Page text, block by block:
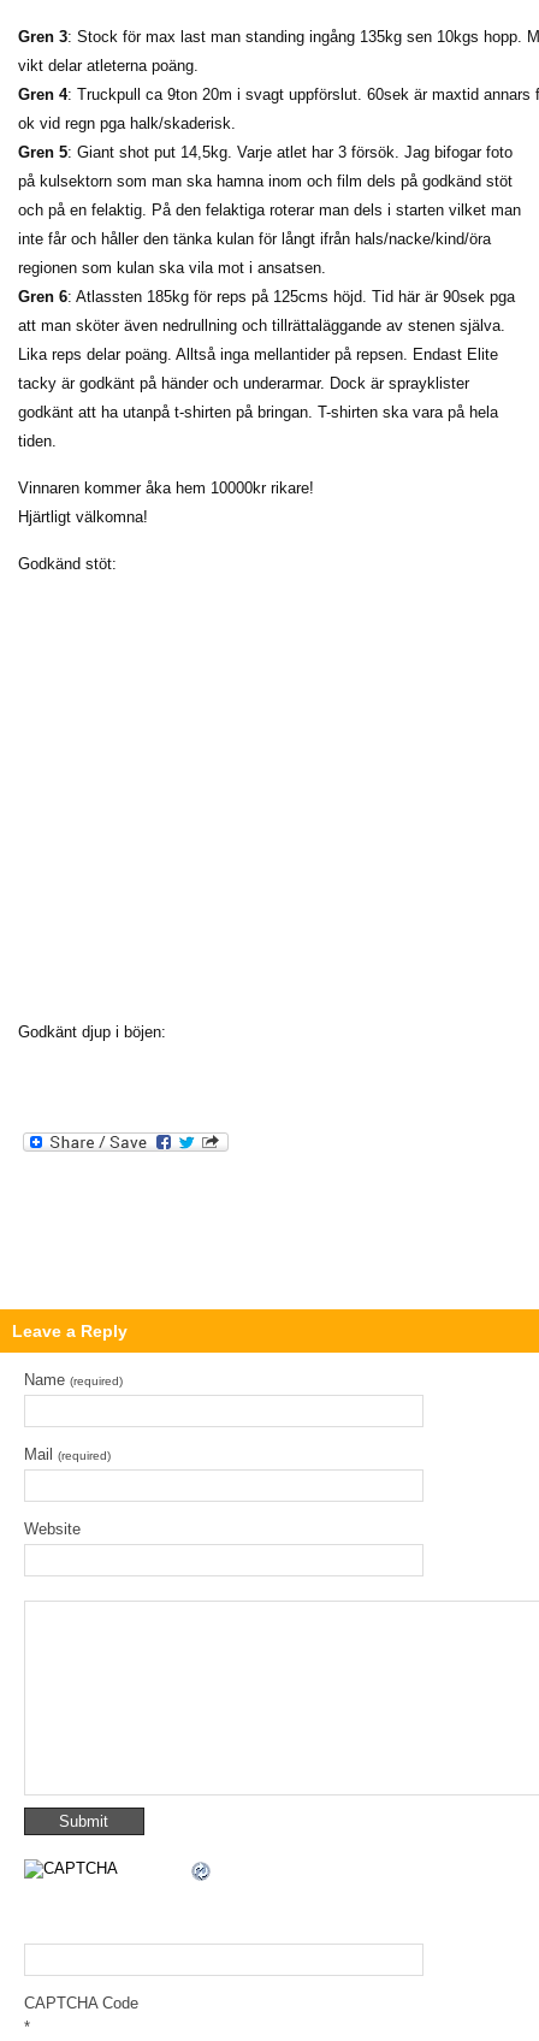
Gren 3: Stock för max last man standing ingång 135kg sen 10kgs hopp.
vikt delar atleterna poäng.
Gren 4: Truckpull ca 9ton 20m i svagt uppförslut. 60sek är maxtid
ok vid regn pga halk/skaderisk.
Gren 5: Giant shot put 14,5kg. Varje atlet har 3 försök. Jag bifogar foto
på kulsektorn som man ska hamna inom och film dels på godkänd stöt
och på en felaktig. På den felaktiga roterar man dels i starten vilket man
inte får och håller den tänka kulan för långt ifrån hals/nacke/kind/öra
regionen som kulan ska vila mot i ansatsen.
Gren 6: Atlassten 185kg för reps på 125cms höjd. Tid här är 90sek pga
att man sköter även nedrullning och tillrättaläggande av stenen själva.
Lika reps delar poäng. Alltså inga mellantider på repsen. Endast Elite
tacky är godkänt på händer och underarmar. Dock är sprayklister
godkänt att ha utanpå t-shirten på bringan. T-shirten ska vara på hela
tiden.
Vinnaren kommer åka hem 10000kr rikare!
Hjärtligt välkomna!
Godkänd stöt:
Godkänt djup i böjen:
Leave a Reply
Name (required)
Mail (required)
Website
CAPTCHA Code
*